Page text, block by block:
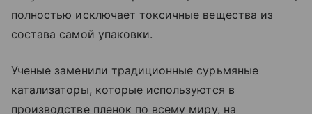
полностью исключает токсичные вещества из
состава самой упаковки.
Ученые заменили традиционные сурьмяные
катализаторы, которые используются в
производстве пленок по всему миру, на